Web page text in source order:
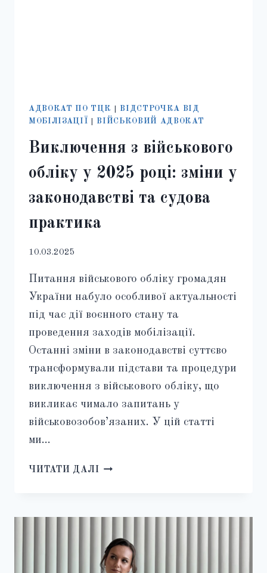
АДВОКАТ ПО ТЦК |ВІДСТРОЧКА ВІД
МОБІЛІЗАЦІЇ |ВІЙСЬКОВИЙ АДВОКАТ
Виключення з військового
обліку у 2025 році: зміни у
законодавстві та судова
практика
10.03.2025
Питання військового обліку громадян
України набуло особливої актуальності
під час дії воєнного стану та
проведення заходів мобілізації.
Останні зміни в законодавстві суттєво
трансформували підстави та процедури
виключення з військового обліку, що
викликає чимало запитань у
військовозобов’язаних. У цій статті
ми…
ЧИТАТИ ДАЛІВИКЛЮЧЕННЯ
2025
РОЦІ:
ЗМІНИ